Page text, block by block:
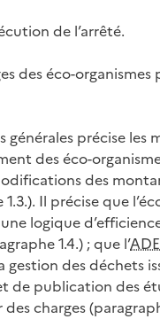
de l’arrêté.
des éco-
générales précise
des éco-
des
Il précise que
logique
1.4.) ; que l’
des déchets
de publication des
charges